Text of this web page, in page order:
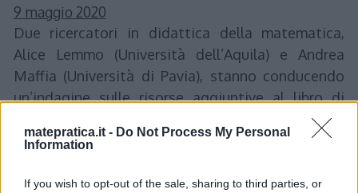
matepratica.it - Do Not Process My Personal
Information
If you wish to opt-out of the sale, sharing to third parties, or
9 maggio 2020
Due ricercatori in didattica della matematica,
Alice Lemmo (Università dell’Aquila) e Andrea
Maffia (Università di Pavia), stanno conducendo
un’indagine sulle risorse aggiuntive al libro di
testo per lo studio della matematica. Se vi va di
participare basta compilare questo questionario:
L’obiettivo della ricerca è quello di indagare se